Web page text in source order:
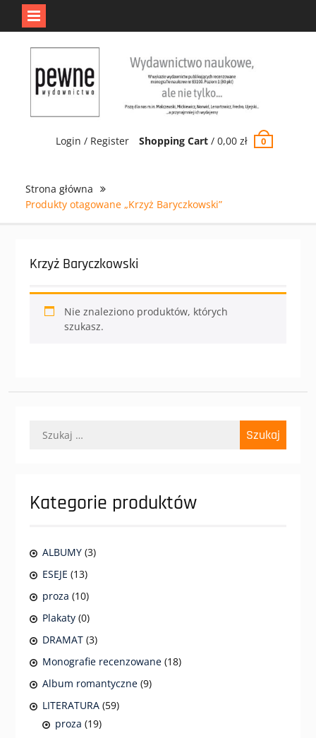
Login / Register Shopping Cart /0,00zł 0
Strona główna
Produkty otagowane „Krzyż Baryczkowski”
Krzyż Baryczkowski
Nie znaleziono produktów, których
szukasz.
Kategorie produktów
ALBUMY (3)
ESEJE (13)
proza (10)
Plakaty (0)
DRAMAT (3)
Monografie recenzowane (18)
Album romantyczne (9)
LITERATURA (59)
proza (19)